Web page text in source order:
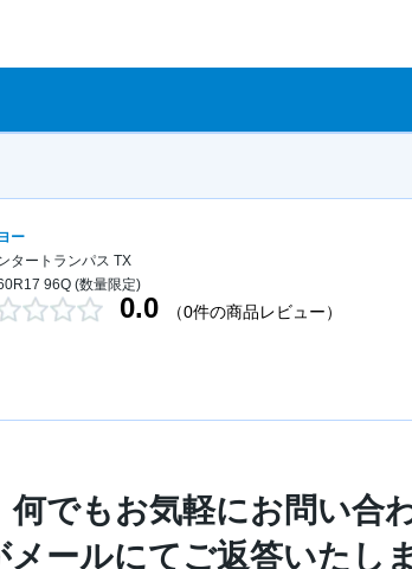
ー
タートランパス TX
96Q (数量限定)
0.0 （0件の商品レビュー）
何でもお気軽にお問い合
ールにてご返答いたし